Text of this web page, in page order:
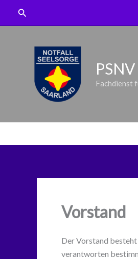
Suchen
Fachdienst
Vorstand
Der Vorstand
verantworten